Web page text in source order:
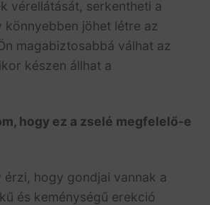
vérellátását, serkentheti a
könnyebben jöhet létre az
magabiztosabbá válhat az
készen állhat a
hogy ez a zselé megfelelő-e
érzi, hogy gondjai vannak a
és keménységű erekció